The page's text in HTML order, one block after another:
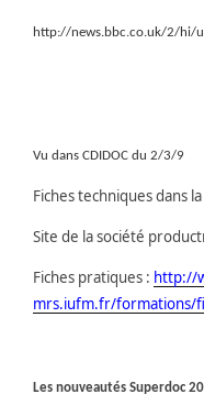
http://news.bbc.co.uk/2/hi/
Vu dans CDIDOC du 2/3/9
Fiches techniques dans
Site de la société
Fiches pratiques : http://
mrs.iufm.fr/formations/
Les nouveautés Superdoc